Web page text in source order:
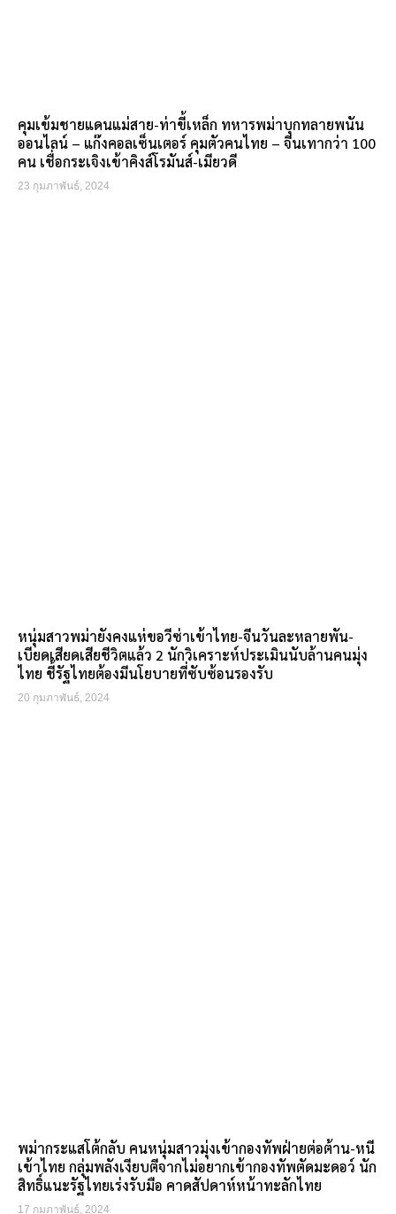
คุมเข้มชายแดนแม่สาย-ท่าขี้เหล็ก ทหารพม่าบุกทลายพนัน
ออนไลน์ – แก๊งคอลเซ็นเตอร์ คุมตัวคนไทย – จีนเทากว่า 100
คน เชื่อกระเจิงเข้าคิงส์โรมันส์-เมียวดี
23 กุมภาพันธ์, 2024
หนุ่มสาวพม่ายังคงแห่ขอวีซ่าเข้าไทย-จีนวันละหลายพัน-
เบียดเสียดเสียชีวิตแล้ว 2 นักวิเคราะห์ประเมินนับล้านคนมุ่ง
ไทย ชี้รัฐไทยต้องมีนโยบายที่ซับซ้อนรองรับ
20 กุมภาพันธ์, 2024
พม่ากระแสโต้กลับ คนหนุ่มสาวมุ่งเข้ากองทัพฝ่ายต่อต้าน-หนี
เข้าไทย กลุ่มพลังเงียบตีจากไม่อยากเข้ากองทัพตัดมะดอว์ นัก
สิทธิ์แนะรัฐไทยเร่งรับมือ คาดสัปดาห์หน้าทะลักไทย
17 กุมภาพันธ์, 2024